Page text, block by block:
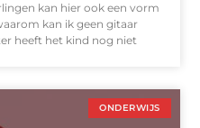
kan hier ook een vorm
kan ik geen gitaar
heeft het kind nog niet
ONDERWIJS